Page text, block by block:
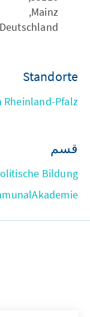
Mainz,
Deutschland
Standorte
Pfalz
قسم
Bildung